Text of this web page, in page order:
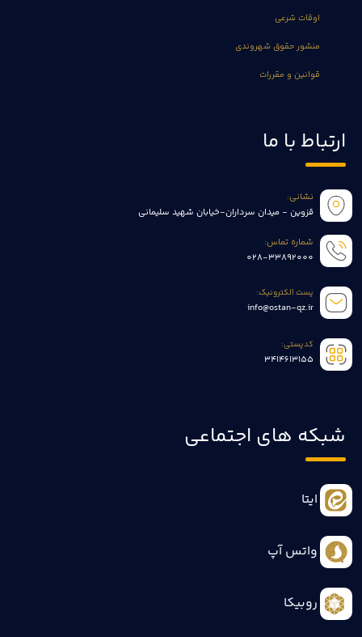
اوقات شرعی
منشور حقوق شهروندی
قوانین و مقررات
ارتباط با ما
نشانی:
قزوین - میدان سرداران-خیابان شهید سلیمانی
شماره تماس:
028-33892000
پست الکترونیک:
info@ostan-qz.ir
کدپستی:
3414613155
شبکه های اجتماعی
ایتا
واتس آپ
روبیکا